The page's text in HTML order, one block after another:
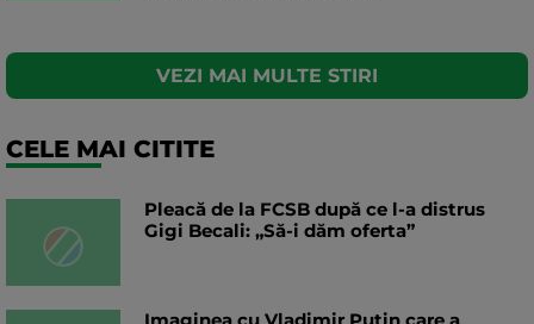
VEZI MAI MULTE STIRI
CELE MAI CITITE
Pleacă de la FCSB după ce l-a distrus
Gigi Becali: „Să-i dăm oferta”